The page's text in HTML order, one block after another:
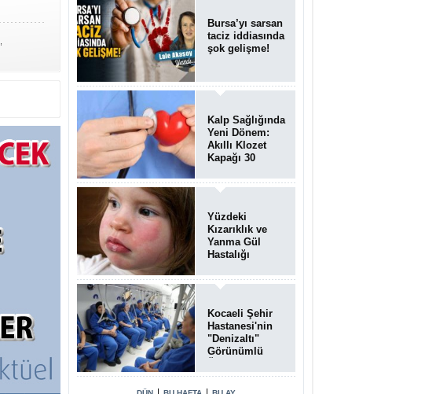
Bursa’yı sarsan
taciz iddiasında
şok gelişme!
Kalp Sağlığında
Yeni Dönem:
Akıllı Klozet
Kapağı 30
Bozukluğunu
Tespit Ediyor
Yüzdeki
Kızarıklık ve
Yanma Gül
Hastalığı
Belirtisi Olabilir
Kocaeli Şehir
Hastanesi'nin
"Denizaltı"
Görünümlü
Hastalara Umut
Oluyor